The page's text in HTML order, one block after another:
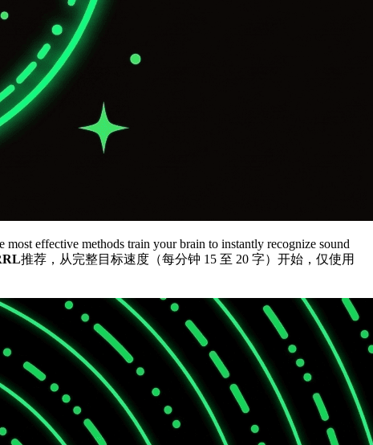
most effective methods train your brain to instantly recognize sound
推荐，从完整目标速度（每分钟 15 至 20 字）开始，仅使用